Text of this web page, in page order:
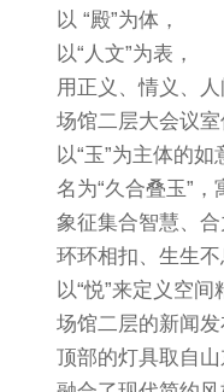
以 “殿”为体，
以“人文”为表，
用正义、情义、人
场馆二层大会议室
以“玉”为主体的如
名为“久合叠玉”，
象征集合智慧、合
环环相扣、生生不
以“悦”来定义空间
场馆二层的新闻发
顶部的灯具取自山